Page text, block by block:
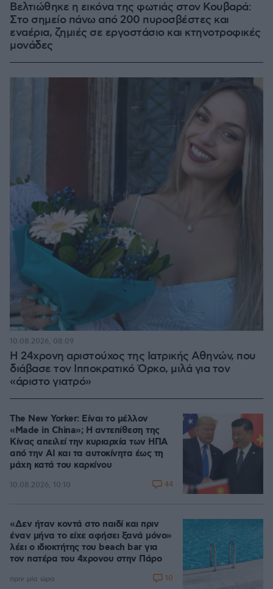
Βελτιώθηκε η εικόνα της φωτιάς στον Κουβαρά:
Στο σημείο πάνω από 200 πυροσβέστες και
εναέρια, ζημιές σε εργοστάσιο και κτηνοτροφικές
μονάδες
Η 24χρονη αριστούχος της Ιατρικής Αθηνών, που
διάβασε τον Ιπποκρατικό Όρκο, μιλά για τον
«άριστο γιατρό»
10.08.2026, 08:09
The New Yorker: Είναι το μέλλον
«Made in China»; Η αντεπίθεση της
Κίνας απειλεί την κυριαρχία των ΗΠΑ
από την ΑΙ και τα αυτοκίνητα έως τη
μάχη κατά του καρκίνου
10.08.2026, 10:10 44
«Δεν ήταν κοντά στο παιδί και πριν
έναν μήνα το είχε αφήσει ξανά μόνο»
λέει ο ιδιοκτήτης του beach bar για
τον πατέρα του 4χρονου στην Πάρο
πριν μία ώρα 10